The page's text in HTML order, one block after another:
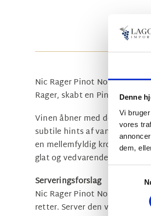
Denne
Vi
vores
dem,
Nic Rager Pinot Noir, er en
Rager, skabt en Pinot Noir
Vinen åbner med delikate
subtile hints af vanilje fra de
en mellemfyldig krop, saftige
glat og vedvarende og slutter
Serveringsforslag
Nic Rager Pinot Noir er en
retter. Server den ved 16-18